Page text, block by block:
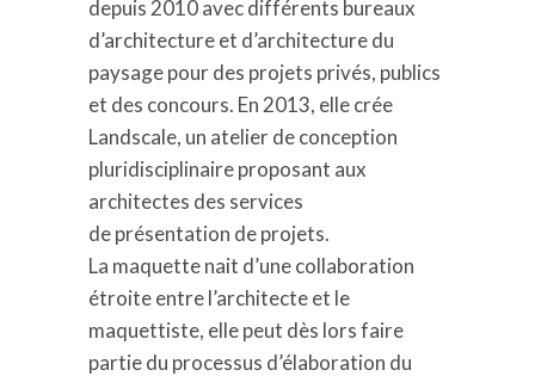
depuis 2010 avec différents bureaux
d’architecture et d’architecture du
paysage pour des projets privés, publics
et des concours. En 2013, elle crée
Landscale, un atelier de conception
pluridisciplinaire proposant aux
architectes des services
de présentation de projets.
La maquette nait d’une collaboration
étroite entre l’architecte et le
maquettiste, elle peut dès lors faire
partie du processus d’élaboration du